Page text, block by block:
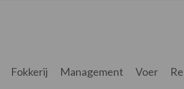
Fokkerij Management Voer